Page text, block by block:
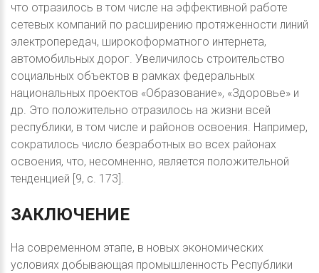
что отразилось в том числе на эффективной работе
сетевых компаний по расширению протяженности линий
электропередач, широкоформатного интернета,
автомобильных дорог. Увеличилось строительство
социальных объектов в рамках федеральных
национальных проектов «Образование», «Здоровье» и
др. Это положительно отразилось на жизни всей
республики, в том числе и районов освоения. Например,
сократилось число безработных во всех районах
освоения, что, несомненно, является положительной
тенденцией [9, с. 173].
ЗАКЛЮЧЕНИЕ
На современном этапе, в новых экономических
условиях добывающая промышленность Республики